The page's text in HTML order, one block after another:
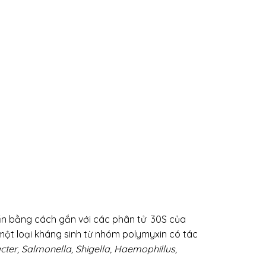
bằng cách gắn với các phân tử 30S của
loại kháng sinh từ nhóm polymyxin có tác
Salmonella, Shigella, Haemophillus,